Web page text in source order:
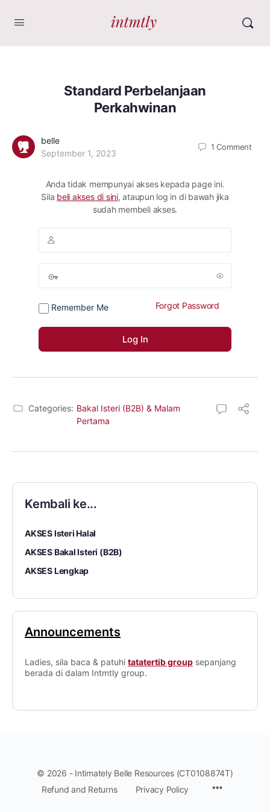
Standard Perbelanjaan
Perkahwinan
belle
September 1, 2023
1Comment
Anda tidak mempunyai akses kepada page ini.
Sila beli akses di sini, ataupun log in di bawah jika
sudah membeli akses.
Remember Me Forgot Password
Categories: Bakal Isteri (B2B) & Malam
Pertama
Kembali ke...
AKSES Isteri Halal
AKSES Bakal Isteri (B2B)
AKSES Lengkap
Announcements
Ladies, sila baca & patuhi tatatertib group sepanjang
berada di dalam Intmtly group.
© 2026 - Intimately Belle Resources (CT0108874T)
Refund and Returns
Privacy Policy